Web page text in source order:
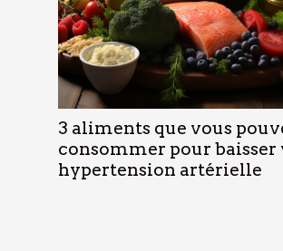
3 aliments que vous
consommer pour baisser
hypertension artérielle